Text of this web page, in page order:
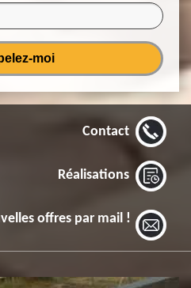
Contact
Réalisations
offres par mail !